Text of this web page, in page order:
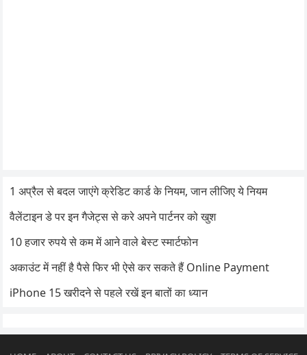
1 अप्रैल से बदल जाएंगे क्रेडिट कार्ड के नियम, जान लीजिए ये नियम
वैलेंटाइन डे पर इन गैजेट्स से करे अपने पार्टनर को खुश
10 हजार रुपये से कम में आने वाले बेस्ट स्मार्टफोन
अकाउंट में नहीं है पैसे फिर भी ऐसे कर सकते हैं Online Payment
iPhone 15 खरीदने से पहले रखें इन बातों का ध्यान